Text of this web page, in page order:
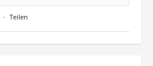
· Teilen